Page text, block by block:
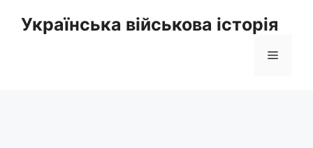
Українська військова історія
Меню